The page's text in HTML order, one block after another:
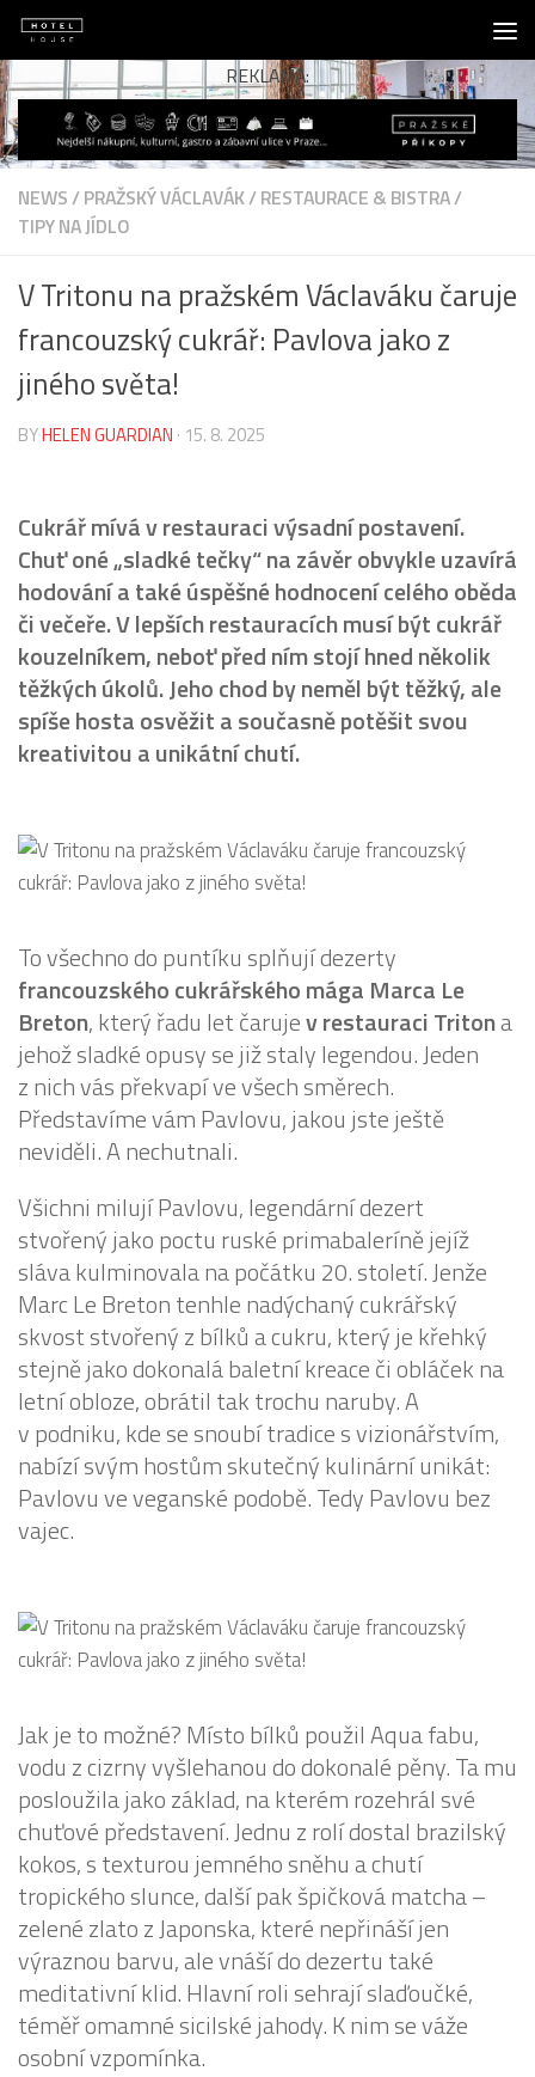
Skip to content
REKLAMA:
NEWS/PRAŽSKÝ VÁCLAVÁK/RESTAURACE & BISTRA/
TIPY NA JÍDLO
V Tritonu na pražském Václaváku čaruje
francouzský cukrář: Pavlova jako z
jiného světa!
BYHELEN GUARDIAN · 15. 8. 2025
Cukrář mívá v restauraci výsadní postavení.
Chuť oné „sladké tečky“ na závěr obvykle uzavírá
hodování a také úspěšné hodnocení celého oběda
či večeře. V lepších restauracích musí být cukrář
kouzelníkem, neboť před ním stojí hned několik
těžkých úkolů. Jeho chod by neměl být těžký, ale
spíše hosta osvěžit a současně potěšit svou
kreativitou a unikátní chutí.
To všechno do puntíku splňují dezerty
francouzského cukrářského mága Marca Le
Breton, který řadu let čarujev restauraci Tritona
jehož sladké opusy se již staly legendou. Jeden
z nich vás překvapí ve všech směrech.
Představíme vám Pavlovu, jakou jste ještě
neviděli. A nechutnali.
Všichni milují Pavlovu, legendární dezert
stvořený jako poctu ruské primabaleríně jejíž
sláva kulminovala na počátku 20. století. Jenže
Marc Le Breton tenhle nadýchaný cukrářský
skvost stvořený z bílků a cukru, který je křehký
stejně jako dokonalá baletní kreace či obláček na
letní obloze, obrátil tak trochu naruby. A
v podniku, kde se snoubí tradice s vizionářstvím,
nabízí svým hostům skutečný kulinární unikát:
Pavlovu ve veganské podobě. Tedy Pavlovu bez
vajec.
Jak je to možné? Místo bílků použil Aqua fabu,
vodu z cizrny vyšlehanou do dokonalé pěny. Ta mu
posloužila jako základ, na kterém rozehrál své
chuťové představení. Jednu z rolí dostal brazilský
kokos, s texturou jemného sněhu a chutí
tropického slunce, další pak špičková matcha –
zelené zlato z Japonska, které nepřináší jen
výraznou barvu, ale vnáší do dezertu také
meditativní klid. Hlavní roli sehrají slaďoučké,
téměř omamné sicilské jahody. K nim se váže
osobní vzpomínka.